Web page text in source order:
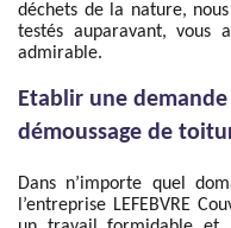
déchets de la nature,
testés auparavant, vous
admirable.
Etablir une
démoussage de
Dans n’importe quel
l’entreprise LEFEBVRE